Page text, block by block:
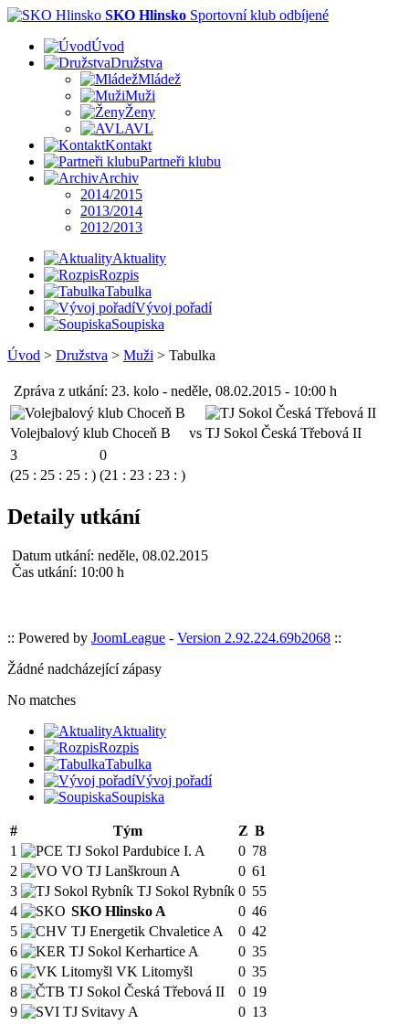
SKO Hlinsko Sportovní klub odbíjené
Úvod
Družstva
Mládež
Muži
Ženy
AVL
Kontakt
Partneři klubu
Archiv
2014/2015
2013/2014
2012/2013
Aktuality
Rozpis
Tabulka
Vývoj pořadí
Soupiska
Úvod > Družstva > Muži > Tabulka
Zpráva z utkání: 23. kolo - neděle, 08.02.2015 - 10:00 h
Volejbalový klub Choceň B vs TJ Sokol Česká Třebová II
3
0
(25 : 25 : 25 : ) (21 : 23 : 23 : )
Detaily utkání
Datum utkání: neděle, 08.02.2015
Čas utkání: 10:00 h
:: Powered by JoomLeague - Version 2.92.224.69b2068 ::
Žádné nadcházející zápasy
No matches
Aktuality
Rozpis
Tabulka
Vývoj pořadí
Soupiska
# Tým Z B
1
TJ Sokol Pardubice I. A 0 78
2
VO TJ Lanškroun A 0 61
3
TJ Sokol Rybník 0 55
4
SKO Hlinsko A 0 46
5
TJ Energetik Chvaletice A 0 42
6
TJ Sokol Kerhartice A 0 35
6
VK Litomyšl 0 35
8
TJ Sokol Česká Třebová II 0 19
9
TJ Svitavy A 0 13